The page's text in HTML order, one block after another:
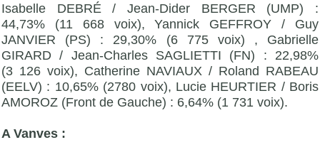
Isabelle DEBRÉ / Jean-Dider BERGER (UMP) :
44,73% (11 668 voix), Yannick GEFFROY / Guy
JANVIER (PS) : 29,30% (6 775 voix) , Gabrielle
GIRARD / Jean-Charles SAGLIETTI (FN) : 22,98%
(3 126 voix), Catherine NAVIAUX / Roland RABEAU
(EELV) : 10,65% (2780 voix), Lucie HEURTIER / Boris
AMOROZ (Front de Gauche) : 6,64% (1 731 voix).
A Vanves :